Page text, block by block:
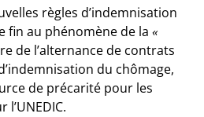
règles d’indemnisation
au phénomène de la «
de l’alternance de contrats
du chômage,
de précarité pour les